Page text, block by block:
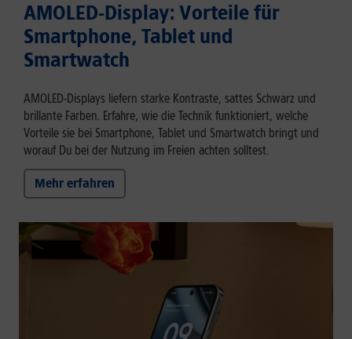
AMOLED-Display: Vorteile für
Smartphone, Tablet und
Smartwatch
AMOLED-Displays liefern starke Kontraste, sattes Schwarz und
brillante Farben. Erfahre, wie die Technik funktioniert, welche
Vorteile sie bei Smartphone, Tablet und Smartwatch bringt und
worauf Du bei der Nutzung im Freien achten solltest.
Mehr erfahren